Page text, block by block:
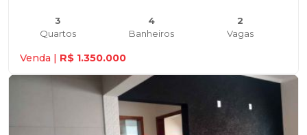
3
Quartos
4
Banheiros
2
Vagas
Venda | R$ 1.350.000